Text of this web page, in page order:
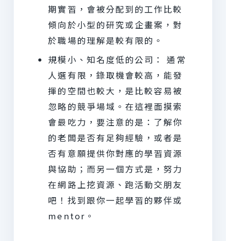
期實習，會被分配到的工作比較
傾向於小型的研究或企畫案，對
於職場的理解是較有限的。
規模小、知名度低的公司： 通常
人選有限，錄取機會較高，能發
揮的空間也較大，是比較容易被
忽略的競爭場域。在這裡面摸索
會最吃力，要注意的是：了解你
的老闆是否有足夠經驗，或者是
否有意願提供你對應的學習資源
與協助；而另一個方式是，努力
在網路上挖資源、跑活動交朋友
吧！找到跟你一起學習的夥伴或
mentor。